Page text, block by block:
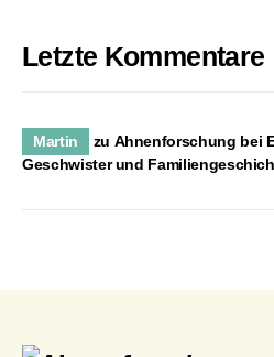
Letzte Kommentare
Martin zu Ahnenforschung bei
Geschwister und